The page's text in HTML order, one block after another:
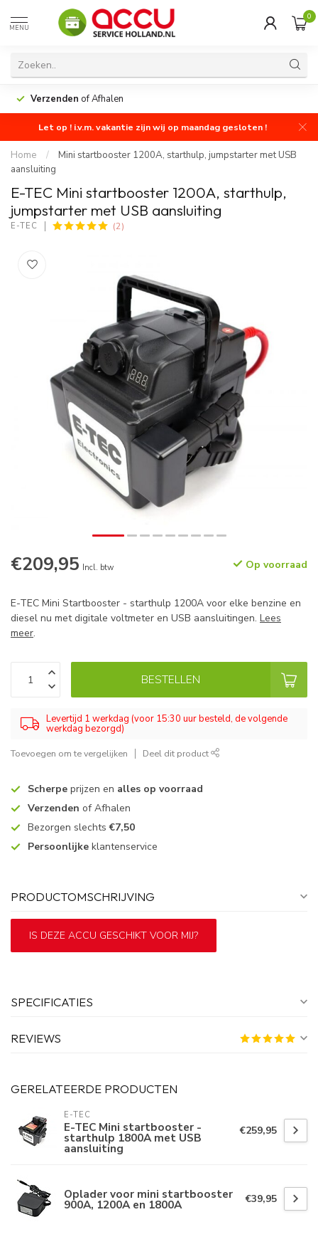
MENU
0
Verzenden of Afhalen
Let op ! i.v.m. vakantie zijn wij op maandag gesloten !
Home /
Mini startbooster 1200A, starthulp, jumpstarter met USB
aansluiting
E-TEC Mini startbooster 1200A, starthulp,
jumpstarter met USB aansluiting
E-TEC (2)
€209,95 Incl. btw Op voorraad
E-TEC Mini Startbooster - starthulp 1200A voor elke benzine en
diesel nu met digitale voltmeter en USB aansluitingen. Lees
meer.
BESTELLEN
Levertijd 1 werkdag (voor 15:30 uur besteld, de volgende
werkdag bezorgd)
Toevoegen om te vergelijken Deel dit product
Scherpe prijzen en alles op voorraad
Verzenden of Afhalen
Bezorgen slechts€7,50
Persoonlijke klantenservice
PRODUCTOMSCHRIJVING
IS DEZE ACCU GESCHIKT VOOR MIJ?
SPECIFICATIES
REVIEWS
GERELATEERDE PRODUCTEN
E-TEC
E-TEC Mini startbooster -
starthulp 1800A met USB
aansluiting
€259,95
Oplader voor mini startbooster
900A, 1200A en 1800A €39,95